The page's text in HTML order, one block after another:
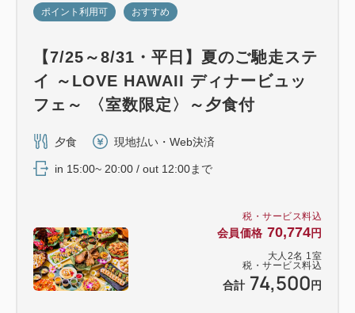
シャンプー・コンディショナー・ボディーソープ・フ
ト・歯ブラシ・歯磨き粉・安全カミソリ・シャワーキ
ャップ・サニタリーバッグ・ヘアブラシ・綿棒・コッ
税・サービス料込
会員価格 70,774円
大人 2名 1 室
税・サービス料込
合計 74,500 円
ポイント利用可 おすすめ
【7/25～8/31・平日】夏のご馳走ステ
イ ～LOVE HAWAII ディナービュッ
フェ～ 〈室数限定〉～夕食付
夕食 現地払い・Web決済
in 15:00~ 20:00 / out 12:00まで